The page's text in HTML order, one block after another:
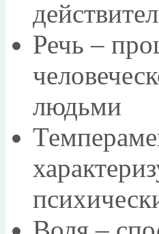
Речь –
людьми